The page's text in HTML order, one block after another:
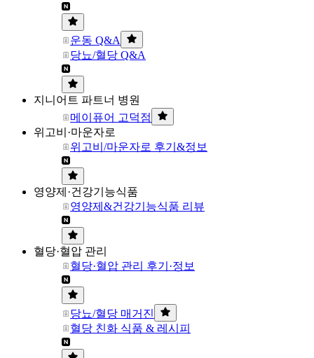
운동 Q&A
당뇨/혈당 Q&A
지니어트 파트너 병원
메이퓨어 고덕점
위고비·마운자로
위고비/마운자로 후기&정보
영양제·건강기능식품
영양제&건강기능식품 리뷰
혈당·혈압 관리
혈당·혈압 관리 후기·정보
당뇨/혈당 매거진
혈당 친화 식품 & 레시피